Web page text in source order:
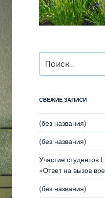
СВЕЖИЕ ЗАПИСИ
(без названия)
(без названия)
Участие
«Ответ на вызов
(без названия)